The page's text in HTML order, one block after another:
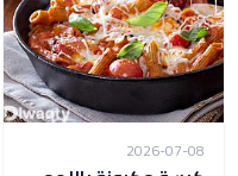
2026-07-08